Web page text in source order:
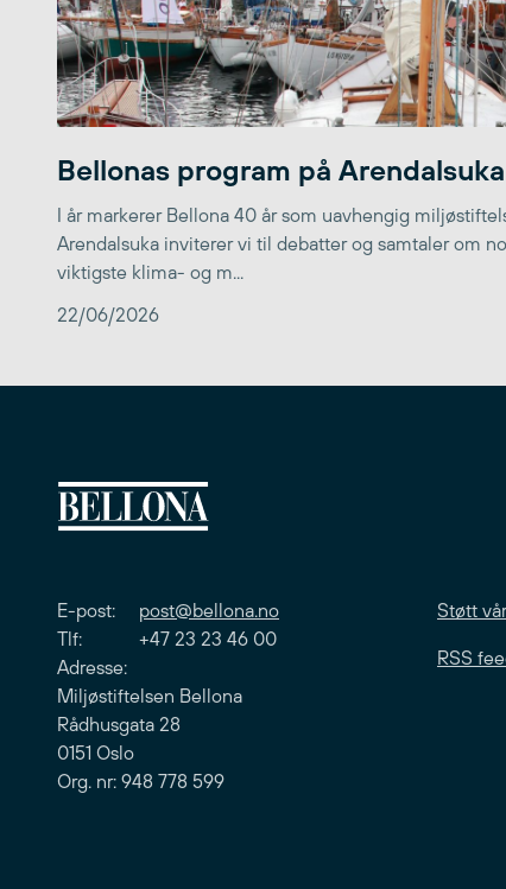
Bellonas program på
I år markerer Bellona 40 år som uavhengig
Arendalsuka inviterer vi til debatter og samtaler om
viktigste klima- og m...
22/06/2026
E-post: post@bellona.no
Tlf: +47 23 23 46 00
Adresse:
Miljøstiftelsen Bellona
Rådhusgata 28
0151 Oslo
Org. nr: 948 778 599
Støtt
RSS